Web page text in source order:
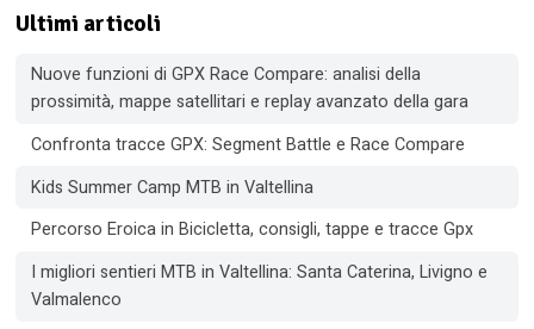
Ultimi articoli
Nuove funzioni di GPX Race Compare: analisi della
prossimità, mappe satellitari e replay avanzato della gara
Confronta tracce GPX: Segment Battle e Race Compare
Kids Summer Camp MTB in Valtellina
Percorso Eroica in Bicicletta, consigli, tappe e tracce Gpx
I migliori sentieri MTB in Valtellina: Santa Caterina, Livigno e
Valmalenco